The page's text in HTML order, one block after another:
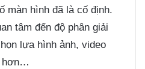
màn hình đã là cố định.
tâm đến độ phân giải
lựa hình ảnh, video
hơn…